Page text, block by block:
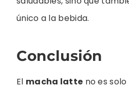
único a la bebida.
Conclusión
El macha latte no es